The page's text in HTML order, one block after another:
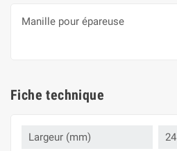
Manille pour épareuse
Fiche technique
Largeur (mm) 24